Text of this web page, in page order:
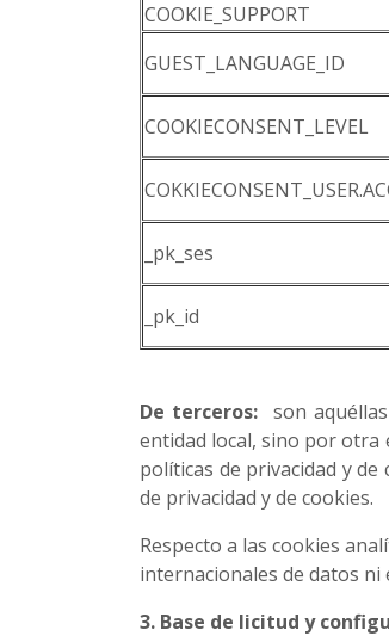
COOKIE_SUPPORT
GUEST_LANGUAGE_ID
COOKIECONSENT_LEVEL
_pk_ses
_pk_id
De terceros: son
entidad local, sino por otra
políticas de privacidad y
de privacidad y de cookies.
Respecto a las cookies
internacionales de datos
3. Base de licitud y